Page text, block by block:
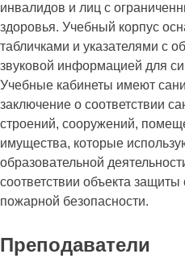
инвалидов и лиц с
здоровья. Учебный корпус
табличками и указателями с
звуковой информацией для
Учебные кабинеты имеют
заключение о соответствии
строений, сооружений,
имущества, которые
образовательной
соответствии объекта
пожарной безопасности.
Преподаватели